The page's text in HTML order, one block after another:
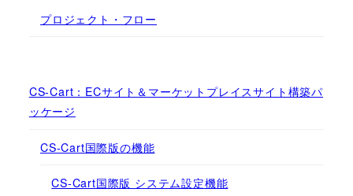
プロジェクト・フロー
CS-Cart：ECサイト＆マーケットプレイスサイト構築パ
ッケージ
CS-Cart国際版の機能
CS-Cart国際版 システム設定機能